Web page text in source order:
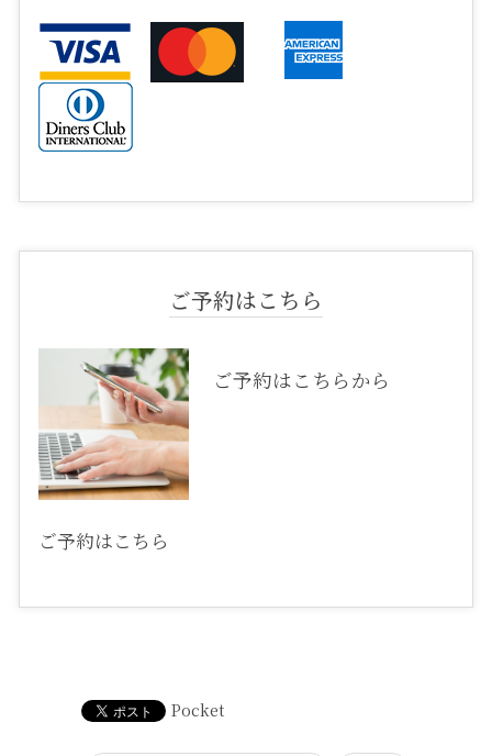
ご予約はこちら
ご予約はこちらから
ご予約はこちら
Pocket